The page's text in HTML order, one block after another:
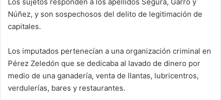
Núñez, y son sospechosos del delito de legitimación de
capitales.
Los imputados pertenecían a una organización criminal en
Pérez Zeledón que se dedicaba al lavado de dinero por
medio de una ganadería, venta de llantas, lubricentros,
verdulerías, bares y restaurantes.